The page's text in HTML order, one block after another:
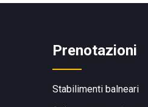
Prenotazioni
Stabilimenti balneari